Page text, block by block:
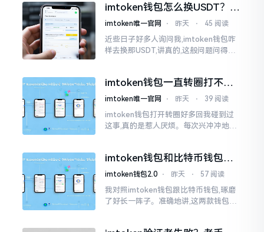
同一个物品
imtoken钱包怎么换USDT？这
几种方法你得知道
imtoken唯一官网 ⋅ 昨天 ⋅ 45 阅读
近些日子好多人询问我,imtoken钱包咋
样去换那USDT,讲真的,这般问题问得很
imtoken钱包一直转圈打不开
解决办法分享
imtoken唯一官网 ⋅ 昨天 ⋅ 39 阅读
imtoken钱包打开转圈好多回我碰到过
这事,真的是惹人厌烦。每次兴冲冲地开
大家说法不尽相同
imtoken钱包和比特币钱包，
谁更安全？老玩家来聊聊
imtoken钱包2.0 ⋅ 昨天 ⋅ 57 阅读
我对照imtoken钱包跟比特币钱包,琢磨
了好长一阵子。准确地讲,这两款钱包我